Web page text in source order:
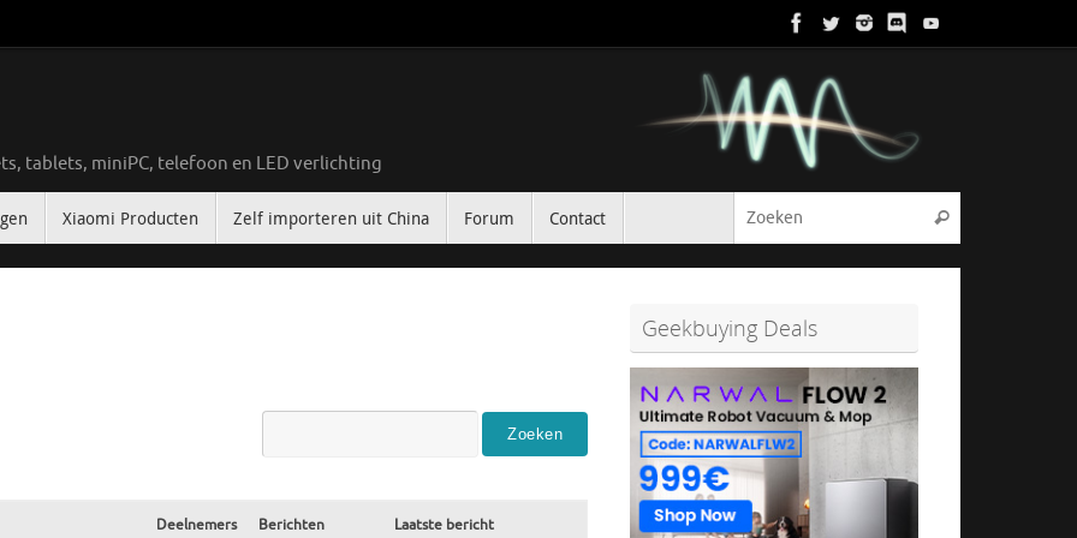
tablets, miniPC, telefoon en LED verlichting
Xiaomi Producten Zelf importeren uit China Forum Contact Zoeken
Deelnemers Berichten Laatste bericht
Geekbuying Deals